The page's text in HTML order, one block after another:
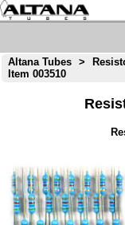
Altana Tubes >
Item 003510